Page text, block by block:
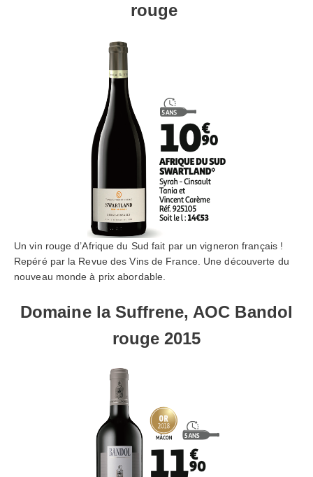
rouge
Un vin rouge d’Afrique du Sud fait par un vigneron français !
Repéré par la Revue des Vins de France. Une découverte du
nouveau monde à prix abordable.
Domaine la Suffrene, AOC Bandol
rouge 2015